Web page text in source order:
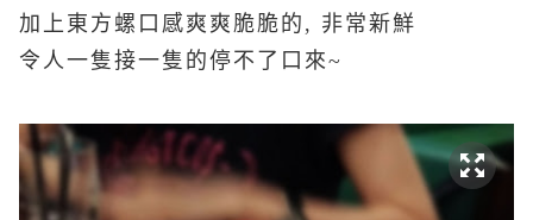
加上東方螺口感爽爽脆脆的, 非常新鮮
令人一隻接一隻的停不了口來~